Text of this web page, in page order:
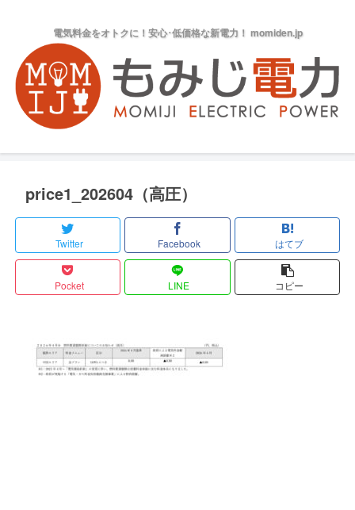
電気料金をオトクに！安心･低価格な新電力！ momiden.jp
price1_202604（高圧）
Twitter Facebook はてブ
Pocket LINE コピー